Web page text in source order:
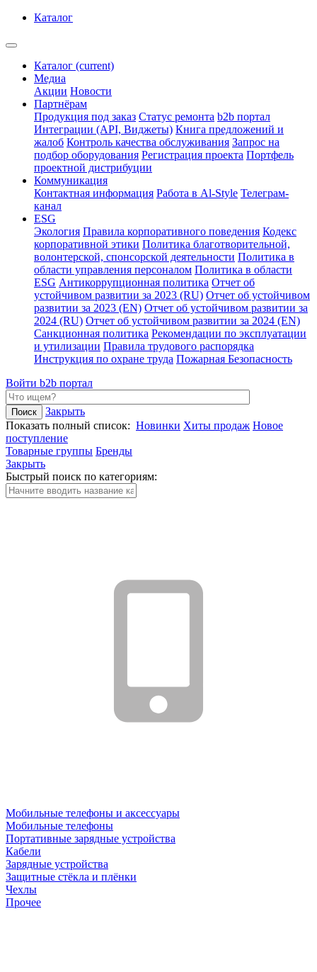
Каталог
Каталог (current)
Медиа
Акции Новости
Партнёрам
Продукция под заказ Статус ремонта b2b портал
Интеграции (API, Виджеты) Книга предложений и
жалоб Контроль качества обслуживания Запрос на
подбор оборудования Регистрация проекта Портфель
проектной дистрибуции
Коммуникация
Контактная информация Работа в Al-Style Телеграм-
канал
ESG
Экология Правила корпоративного поведения Кодекс
корпоративной этики Политика благотворительной,
волонтерской, спонсорской деятельности Политика в
области управления персоналом Политика в области
ESG Антикоррупционная политика Отчет об
устойчивом развитии за 2023 (RU) Отчет об устойчивом
развитии за 2023 (EN) Отчет об устойчивом развитии за
2024 (RU) Отчет об устойчивом развитии за 2024 (EN)
Санкционная политика Рекомендации по эксплуатации
и утилизации Правила трудового распорядка
Инструкция по охране труда Пожарная Безопасность
Войти b2b портал
Закрыть
Показать полный список: Новинки Хиты продаж Новое
поступление
Товарные группы Бренды
Закрыть
Быстрый поиск по категориям:
Мобильные телефоны и аксессуары
Мобильные телефоны
Портативные зарядные устройства
Кабели
Зарядные устройства
Защитные стёкла и плёнки
Чехлы
Прочее